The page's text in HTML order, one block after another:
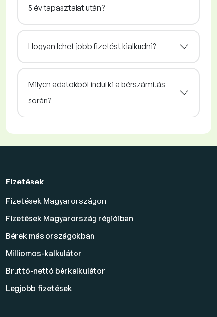
5 év tapasztalat után?
Hogyan lehet jobb fizetést kialkudni?
Milyen adatokból indul ki a bérszámítás
során?
Fizetések
Fizetések Magyarországon
Fizetések Magyarország régióiban
Bérek más országokban
Milliomos-kalkulátor
Bruttó-nettó bérkalkulátor
Legjobb fizetések